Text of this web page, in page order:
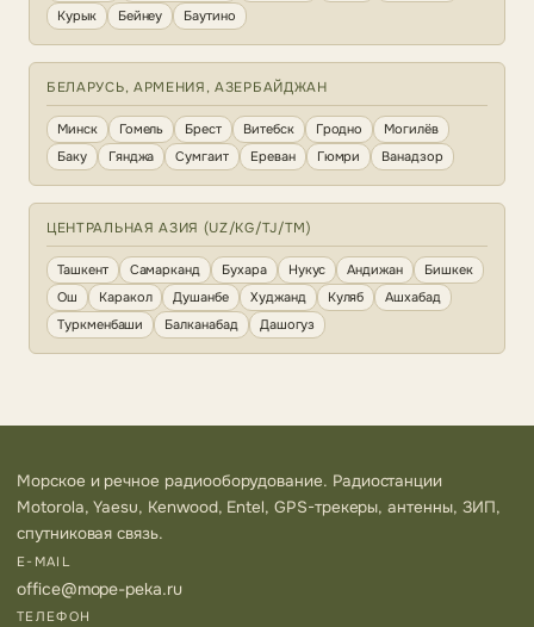
Курык
Бейнеу Баутино
БЕЛАРУСЬ, АРМЕНИЯ, АЗЕРБАЙДЖАН
Минск Гомель Брест Витебск Гродно
Могилёв
Баку
Гянджа Сумгаит Ереван Гюмри Ванадзор
ЦЕНТРАЛЬНАЯ АЗИЯ (UZ/KG/TJ/TM)
Ташкент Самарканд Бухара Нукус Андижан
Бишкек
Ош
Каракол Душанбе Худжанд Куляб
Ашхабад
Туркменбаши
Балканабад Дашогуз
Морское и речное радиооборудование. Радиостанции
Motorola, Yaesu, Kenwood, Entel, GPS-трекеры, антенны, ЗИП,
спутниковая связь.
E-MAIL
office@mope-peka.ru
ТЕЛЕФОН